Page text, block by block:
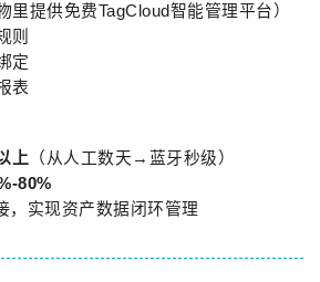
里提供免费TagCloud智能管理平台）
则
定
表
上 （从人工数天→蓝牙秒级）
80%
，实现资产数据闭环管理